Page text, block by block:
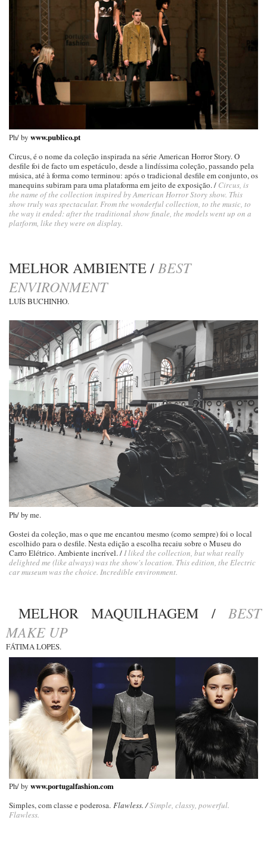
Ph/ by www.publico.pt
Circus, é o nome da coleção inspirada na série American Horror Story. O
desfile foi de facto um espetáculo, desde a lindíssima coleção, passando pela
música, até à forma como terminou: após o tradicional desfile em conjunto, os
manequins subiram para uma plataforma em jeito de exposição. / Circus, is
the name of the collection inspired by American Horror Story show. This
show truly was spectacular. From the wonderful collection, to the music, to
the way it ended: after the traditional show finale, the models went up on a
platform, like they were on display.
MELHOR AMBIENTE / BEST
ENVIRONMENT
LUÍS BUCHINHO.
Ph/ by me.
Gostei da coleção, mas o que me encantou mesmo (como sempre) foi o local
escolhido para o desfile. Nesta edição a escolha recaiu sobre o Museu do
Carro Elétrico. Ambiente incrível. /I liked the collection, but what really
delighted me (like always) was the show's location. This edition, the Electric
car museum was the choice. Incredible environment.
MELHOR MAQUILHAGEM / BEST
MAKE UP
FÁTIMA LOPES.
Ph/ by www.portugalfashion.com
Simples, com classe e poderosa. Flawless. /Simple, classy, powerful.
Flawless.